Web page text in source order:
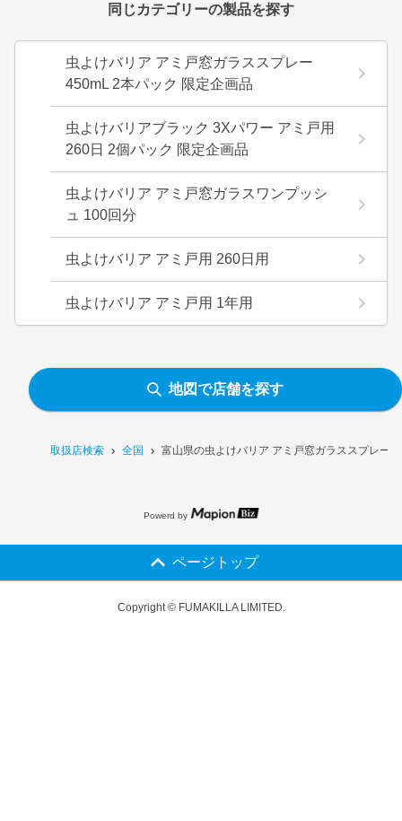
取扱店検索 全国 富山県の虫よけバリア アミ戸窓ガラススプレー
同じカテゴリーの製品を探す
虫よけバリア アミ戸窓ガラススプレー
450mL 2本パック 限定企画品
虫よけバリアブラック 3Xパワー アミ戸用
260日 2個パック 限定企画品
虫よけバリア アミ戸窓ガラスワンプッシ
ュ 100回分
虫よけバリア アミ戸用 260日用
虫よけバリア アミ戸用 1年用
地図で店舗を探す
Powerd by
ページトップ
Copyright © FUMAKILLA LIMITED.